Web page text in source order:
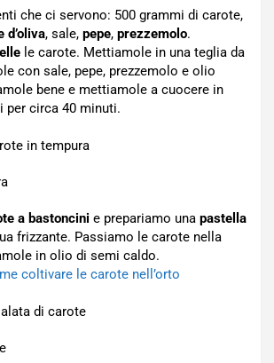
che ci servono: 500 grammi di carote,
d’oliva, sale, pepe, prezzemolo.
le carote. Mettiamole in una teglia da
con sale, pepe, prezzemolo e olio
bene e mettiamole a cuocere in
per circa 40 minuti.
in tempura
a bastoncini e prepariamo una pastella
frizzante. Passiamo le carote nella
in olio di semi caldo.
coltivare le carote nell’orto
di carote